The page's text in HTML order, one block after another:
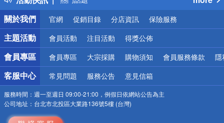
銀行優惠
偏遠地區配送
詐騙網頁！請小心！
關於我們
官網 促銷目錄 分店資訊 保險服務
主題活動 會員活動 注目活動 得獎公佈
會員專區 會員專區 大宗採購 購物須知 會員服務條款 隱
客服中心 常見問題 服務公告 意見信箱
服務時間： 週一至週日 09:00-21:00，例假日依網站公告為主
公司地址： 台北市北投區大業路136號5樓 (台灣)